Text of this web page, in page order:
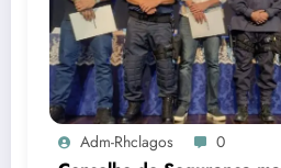
Adm-Rhclagos 0